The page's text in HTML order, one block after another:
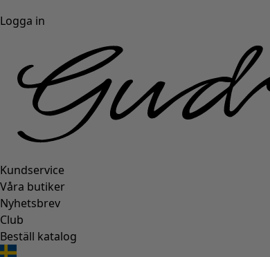
Logga in
Kundservice
Våra butiker
Nyhetsbrev
Club
Beställ katalog